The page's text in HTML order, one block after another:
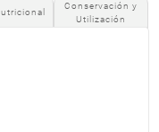
Conservación y
Utilización